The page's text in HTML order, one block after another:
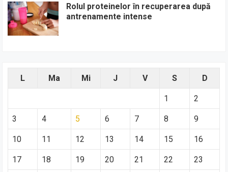
Rolul proteinelor în recuperarea după
antrenamente intense
L Ma Mi J V S D
1 2
3 4 5 6 7 8 9
10 11 12 13 14 15 16
17 18 19 20 21 22 23